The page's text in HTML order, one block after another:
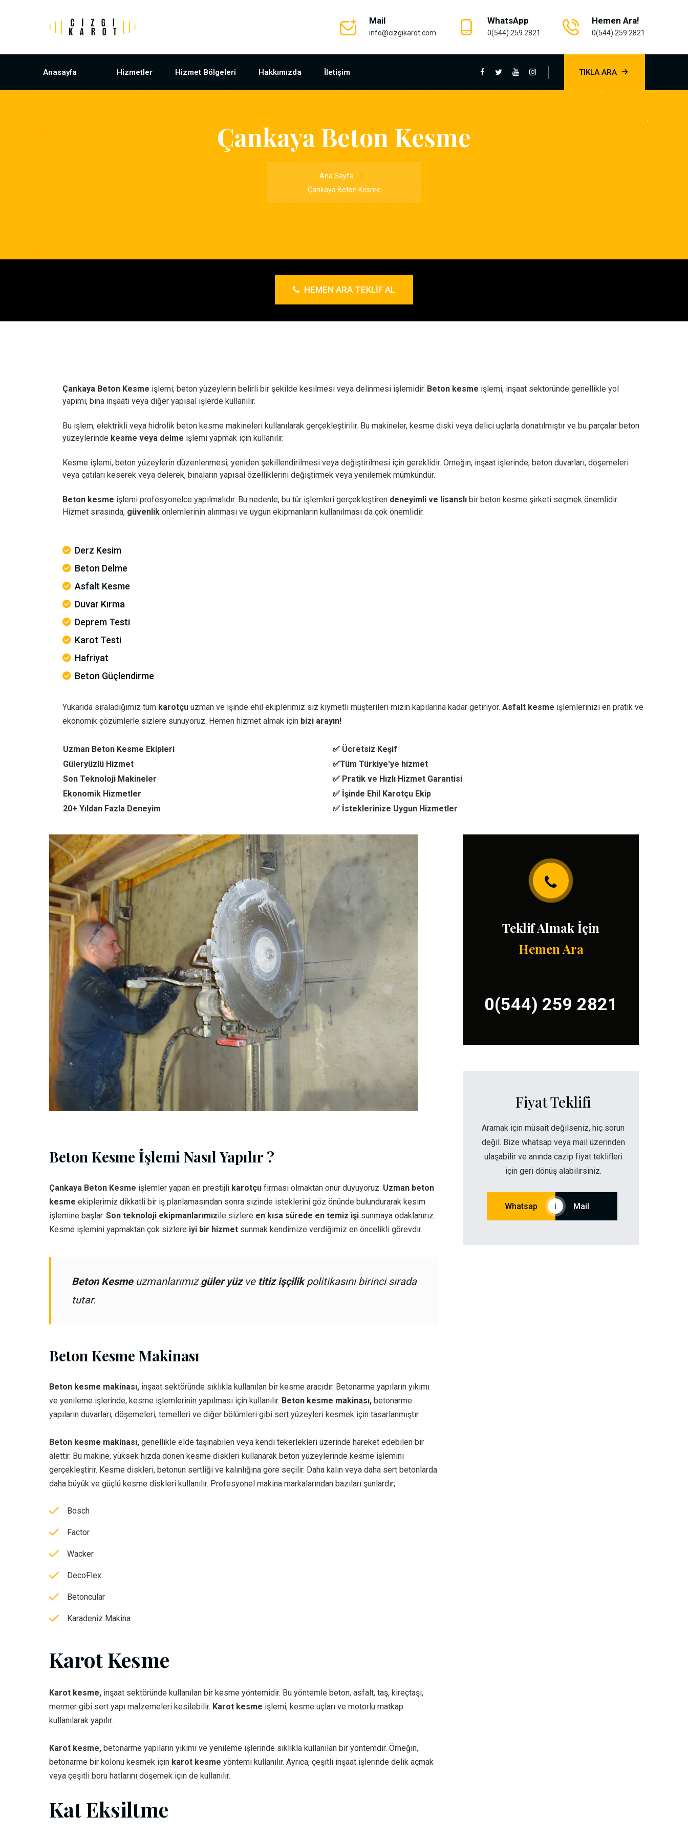
Mail
info@cizgikarot.com
WhatsApp
0(544) 259 2821
Hemen Ara!
0(544) 259 2821
Anasayfa Hizmetler Hizmet Bölgeleri Hakkımızda İletişim TIKLA ARA
Çankaya Beton Kesme
Ana Sayfa
Çankaya Beton Kesme
HEMEN ARA TEKLIF AL
Çankaya Beton Kesme işlemi; beton yüzeylerin belirli bir şekilde kesilmesi veya delinmesi işlemidir. Beton kesme işlemi, inşaat sektöründe genellikle yol
yapımı, bina inşaatı veya diğer yapısal işlerde kullanılır.
Bu işlem, elektrikli veya hidrolik beton kesme makineleri kullanılarak gerçekleştirilir. Bu makineler, kesme diski veya delici uçlarla donatılmıştır ve bu parçalar beton
yüzeylerinde kesme veya delme işlemi yapmak için kullanılır.
Kesme işlemi, beton yüzeylerin düzenlenmesi, yeniden şekillendirilmesi veya değiştirilmesi için gereklidir. Örneğin, inşaat işlerinde, beton duvarları, döşemeleri
veya çatıları keserek veya delerek, binaların yapısal özelliklerini değiştirmek veya yenilemek mümkündür.
Beton kesme işlemi profesyonelce yapılmalıdır. Bu nedenle, bu tür işlemleri gerçekleştiren deneyimli ve lisanslı bir beton kesme şirketi seçmek önemlidir.
Hizmet sırasında, güvenlik önlemlerinin alınması ve uygun ekipmanların kullanılması da çok önemlidir.
Derz Kesim
Beton Delme
Asfalt Kesme
Duvar Kırma
Deprem Testi
Karot Testi
Hafriyat
Beton Güçlendirme
Yukarıda sıraladığımız tüm karotçu uzman ve işinde ehil ekiplerimiz siz kıymetli müşterileri mizin kapılarına kadar getiriyor. Asfalt kesme işlemlerinizi en pratik ve
ekonomik çözümlerle sizlere sunuyoruz. Hemen hizmet almak için bizi arayın!
Uzman Beton Kesme Ekipleri
✅ Ücretsiz Keşif
Güleryüzlü Hizmet
✅Tüm Türkiye'ye hizmet
Son Teknoloji Makineler
✅ Pratik ve Hızlı Hizmet Garantisi
Ekonomik Hizmetler
✅ İşinde Ehil Karotçu Ekip
20+ Yıldan Fazla Deneyim
✅ İsteklerinize Uygun Hizmetler
Beton Kesme İşlemi Nasıl Yapılır ?
Çankaya Beton Kesme işlemler yapan en prestijli karotçu firması olmaktan onur duyuyoruz. Uzman beton
kesme ekiplerimiz dikkatli bir iş planlamasından sonra sizinde isteklerini göz önünde bulundurarak kesim
işlemine başlar. Son teknoloji ekipmanlarımızile sizlere en kısa sürede en temiz işi sunmaya odaklanırız.
Kesme işlemini yapmaktan çok sizlere iyi bir hizmet sunmak kendimize verdiğimiz en öncelikli görevdir.
Beton Kesmeuzmanlarımızgüler yüzve titiz işçilikpolitikasını birinci sırada
tutar.
Beton Kesme Makinası
Beton kesme makinası, inşaat sektöründe sıklıkla kullanılan bir kesme aracıdır. Betonarme yapıların yıkımı
ve yenileme işlerinde, kesme işlemlerinin yapılması için kullanılır. Beton kesme makinası, betonarme
yapıların duvarları, döşemeleri, temelleri ve diğer bölümleri gibi sert yüzeyleri kesmek için tasarlanmıştır.
Beton kesme makinası, genellikle elde taşınabilen veya kendi tekerlekleri üzerinde hareket edebilen bir
alettir. Bu makine, yüksek hızda dönen kesme diskleri kullanarak beton yüzeylerinde kesme işlemini
gerçekleştirir. Kesme diskleri, betonun sertliği ve kalınlığına göre seçilir. Daha kalın veya daha sert betonlarda
daha büyük ve güçlü kesme diskleri kullanılır. Profesyonel makina markalarından bazıları şunlardır;
Bosch
Factor
Wacker
DecoFlex
Betoncular
Karadeniz Makina
Karot Kesme
Karot kesme, inşaat sektöründe kullanılan bir kesme yöntemidir. Bu yöntemle beton, asfalt, taş, kireçtaşı,
mermer gibi sert yapı malzemeleri kesilebilir. Karot kesme işlemi, kesme uçları ve motorlu matkap
kullanılarak yapılır.
Karot kesme, betonarme yapıların yıkımı ve yenileme işlerinde sıklıkla kullanılan bir yöntemdir. Örneğin,
betonarme bir kolonu kesmek için karot kesme yöntemi kullanılır. Ayrıca, çeşitli inşaat işlerinde delik açmak
veya çeşitli boru hatlarını döşemek için de kullanılır.
Kat Eksiltme
Teklif Almak İçin
Hemen Ara
0(544) 259 2821
Fiyat Teklifi
Aramak için müsait değilseniz, hiç sorun
değil. Bize whatsap veya mail üzerinden
ulaşabilir ve anında cazip fiyat teklifleri
için geri dönüş alabilirsiniz.
Whatsap Mail